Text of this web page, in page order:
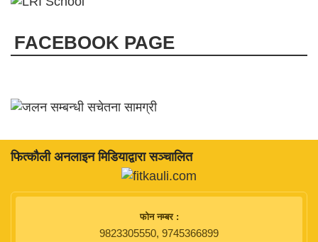
FACEBOOK PAGE
फित्काैली अनलाइन मिडियाद्वारा सञ्चालित
फाेन नम्बर :
9823305550, 9745366899